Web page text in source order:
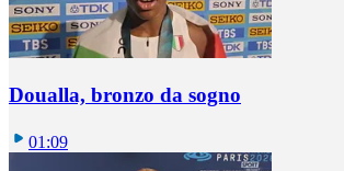
Doualla, bronzo da sogno
01:09